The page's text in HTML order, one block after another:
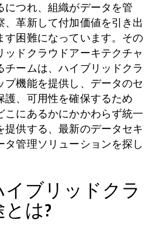
につれ、組織がデータを管
、革新して付加価値を引き出
す困難になっています。その
ッドクラウドアーキテクチャ
チームは、ハイブリッドクラ
プ機能を提供し、データのセ
護、可用性を確保するため
こにあるかにかかわらず統一
提供する、最新のデータセキ
タ管理ソリューションを探し
ブリッドクラ
は?